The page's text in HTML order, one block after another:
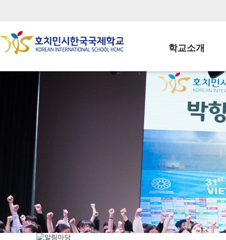
학교소개
학교장인사말
학교상징
학교연혁
교직원현황
학생현황
위치/전화
전경사진